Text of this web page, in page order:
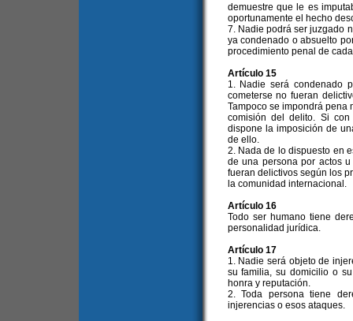
demuestre que le es
oportunamente el hecho
7. Nadie podrá ser juzgado
ya condenado o absuelto
procedimiento penal de
Artículo 15
1. Nadie será condenado
cometerse no fueran
Tampoco se impondrá pena
comisión del delito. Si
dispone la imposición de
de ello.
2. Nada de lo dispuesto en
de una persona por actos
fueran delictivos según los
la comunidad internacional.
Artículo 16
Todo ser humano tiene
personalidad jurídica.
Artículo 17
1. Nadie será objeto de
su familia, su domicilio o
honra y reputación.
2. Toda persona tiene
injerencias o esos ataques.